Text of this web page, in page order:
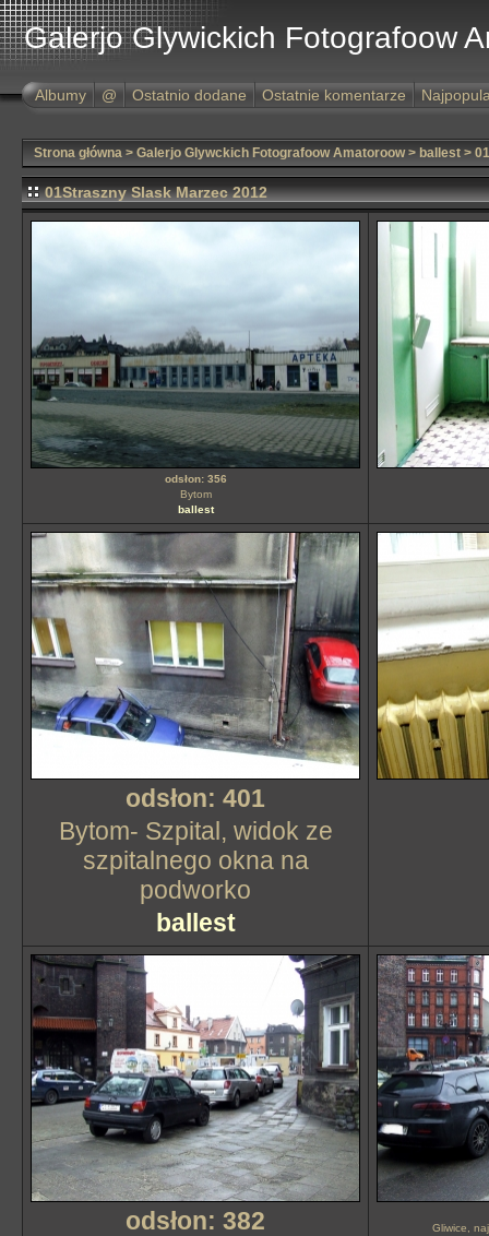
Galerjo Glywickich Fotografoow
Albumy @ Ostatnio dodane Ostatnie komentarze
Strona główna > Galerjo Glywckich Fotografoow Amatoroow> ballest >
01Straszny Slask Marzec 2012
odsłon: 356
Bytom
ballest
odsłon: 401
Bytom- Szpital, widok ze
szpitalnego okna na
podworko
ballest
odsłon: 382
Gliwice,